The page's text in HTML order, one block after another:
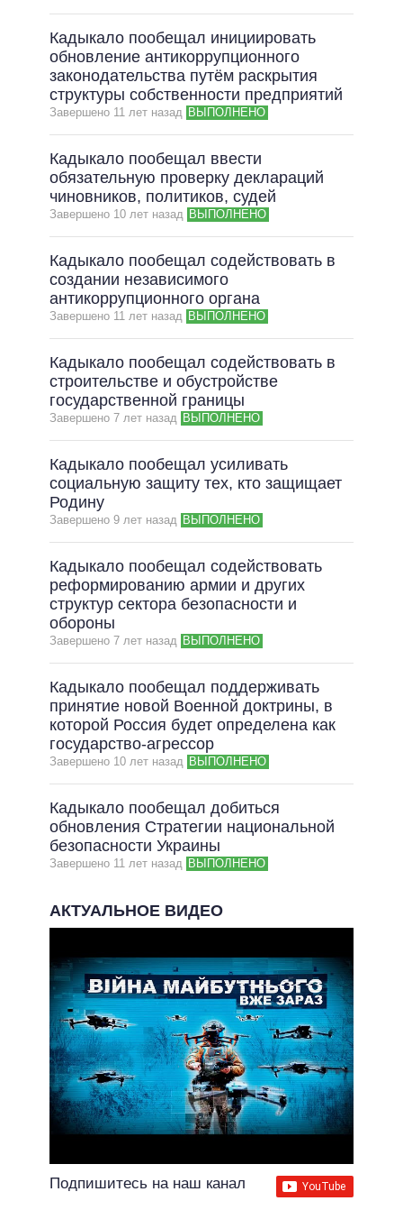
Кадыкало пообещал инициировать
обновление антикоррупционного
законодательства путём раскрытия
структуры собственности предприятий
Завершено 11 лет назад ВЫПОЛНЕНО
Кадыкало пообещал ввести
обязательную проверку деклараций
чиновников, политиков, судей
Завершено 10 лет назад ВЫПОЛНЕНО
Кадыкало пообещал содействовать в
создании независимого
антикоррупционного органа
Завершено 11 лет назад ВЫПОЛНЕНО
Кадыкало пообещал содействовать в
строительстве и обустройстве
государственной границы
Завершено 7 лет назад ВЫПОЛНЕНО
Кадыкало пообещал усиливать
социальную защиту тех, кто защищает
Родину
Завершено 9 лет назад ВЫПОЛНЕНО
Кадыкало пообещал содействовать
реформированию армии и других
структур сектора безопасности и
обороны
Завершено 7 лет назад ВЫПОЛНЕНО
Кадыкало пообещал поддерживать
принятие новой Военной доктрины, в
которой Россия будет определена как
государство-агрессор
Завершено 10 лет назад ВЫПОЛНЕНО
Кадыкало пообещал добиться
обновления Стратегии национальной
безопасности Украины
Завершено 11 лет назад ВЫПОЛНЕНО
АКТУАЛЬНОЕ ВИДЕО
Подпишитесь на наш канал